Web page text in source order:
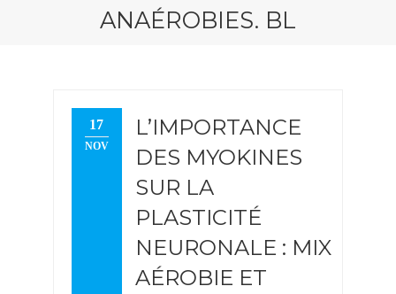
ANAÉROBIES. BL
17
NOV
L’IMPORTANCE
DES MYOKINES
SUR LA
PLASTICITÉ
NEURONALE : MIX
AÉROBIE ET